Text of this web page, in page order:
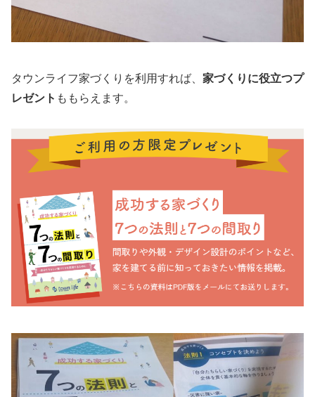
タウンライフ家づくりを利用すれば、 家づくりに役立つプ
レゼント ももらえます。